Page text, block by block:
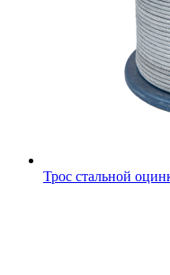
Трос стальной